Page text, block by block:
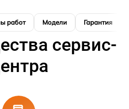
работ Модели Гарантия
сервис-